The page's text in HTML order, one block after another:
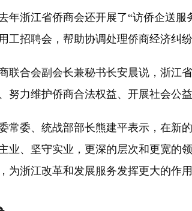
浙江省侨商会还开展了“访侨企送服
工招聘会，帮助协调处理侨商经济纠
合会副会长兼秘书长安晨说，浙江省
努力维护侨商合法权益、开展社会公
委、统战部部长熊建平表示，在新的
业、坚守实业，更深的层次和更宽的
为浙江改革和发展服务发挥更大的作用